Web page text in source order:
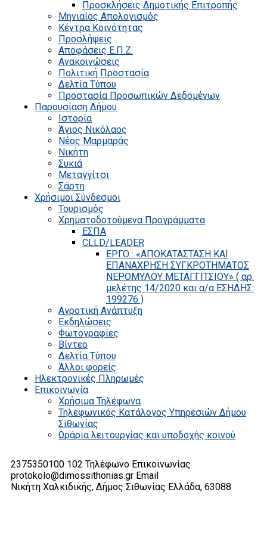
Προσκλήσεις Δημοτικής Επιτροπής
Μηνιαίος Απολογισμός
Κέντρα Κοινότητας
Προσλήψεις
Αποφάσεις Ε.Π.Ζ.
Ανακοινώσεις
Πολιτική Προστασία
Δελτία Τύπου
Προστασία Προσωπικών Δεδομένων
Παρουσίαση Δήμου
Ιστορία
Άγιος Νικόλαος
Νέος Μαρμαράς
Νικήτη
Συκιά
Μεταγγίτσι
Σάρτη
Χρήσιμοι Σύνδεσμοι
Τουρισμός
Χρηματοδοτούμενα Προγράμματα
ΕΣΠΑ
CLLD/LEADER
ΕΡΓΟ : «ΑΠΟΚΑΤΑΣΤΑΣΗ ΚΑΙ
ΕΠΑΝΑΧΡΗΣΗ ΣΥΓΚΡΟΤΗΜΑΤΟΣ
ΝΕΡΟΜΥΛΟΥ ΜΕΤΑΓΓΙΤΣΙΟΥ» ( αρ.
μελέτης 14/2020 και α/α ΕΣΗΔΗΣ:
199276 )
Αγροτική Ανάπτυξη
Εκδηλώσεις
Φωτογραφίες
Βίντεο
Δελτία Τύπου
Άλλοι φορείς
Ηλεκτρονικές Πληρωμές
Επικοινωνία
Χρήσιμα Τηλέφωνα
Τηλεφωνικός Κατάλογος Υπηρεσιών Δήμου
Σιθωνίας
Ωράρια λειτουργίας και υποδοχής κοινού
2375350100 102 Τηλέφωνο Επικοινωνίας
protokolo@dimossithonias.gr Email
Νικήτη Χαλκιδικής, Δήμος Σιθωνίας Ελλάδα, 63088